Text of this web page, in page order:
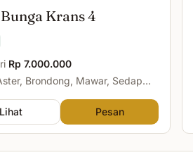
Krans 4
Rp 7.000.000
Brondong, Mawar, Sedap
Lihat
Pesan